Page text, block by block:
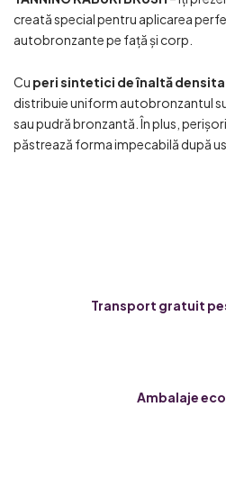
creată special pentru aplicarea
autobronzante pe față și corp.
Cu peri sintetici de înaltă
distribuie uniform autobronzantul
sau pudră bronzantă. În plus,
păstrează forma impecabilă după
Transport gratuit
Ambalaje